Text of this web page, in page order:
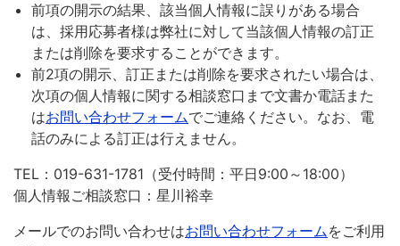
前項の開示の結果、該当個人情報に誤りがある場合
は、採用応募者様は弊社に対して当該個人情報の訂正
または削除を要求することができます。
前2項の開示、訂正または削除を要求されたい場合は、
次項の個人情報に関する相談窓口まで文書か電話また
はお問い合わせフォームでご連絡ください。なお、電
話のみによる訂正は行えません。
TEL：019-631-1781（受付時間：平日9:00～18:00）
個人情報ご相談窓口：星川裕幸
メールでのお問い合わせはお問い合わせフォームをご利用